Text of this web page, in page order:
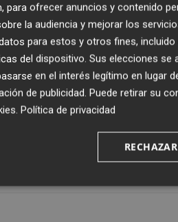
un 99,89% de suministros
en comparación con
de euros en el primer
el mismo periodo del año
YA CAPITAL DUTCH
para ofrecer anuncios y contenido
la audiencia y mejorar los
para estos y otros fines,
del dispositivo. Sus elecciones se
en el interés legítimo en lugar
de publicidad. Puede retirar su
. Política de privacidad